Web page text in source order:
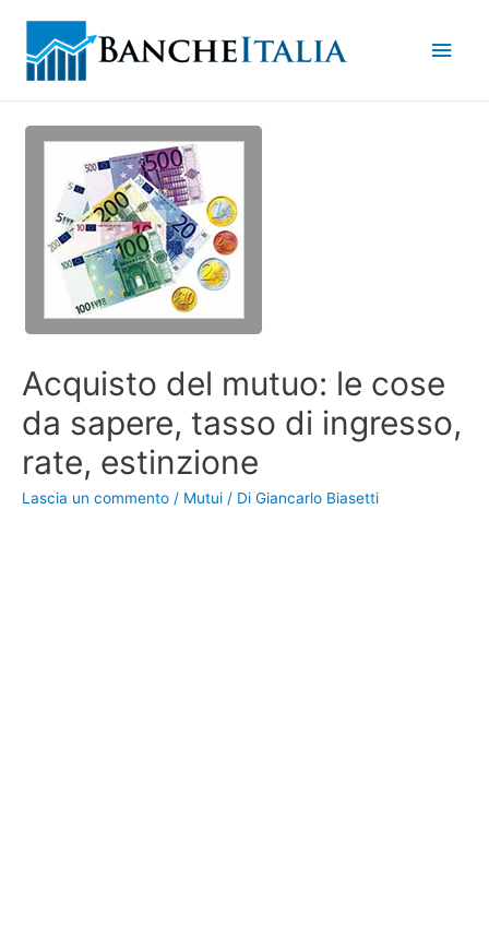
Acquisto del mutuo: le cose
da sapere, tasso di ingresso,
rate, estinzione
Lascia un commento / Mutui / Di Giancarlo Biasetti